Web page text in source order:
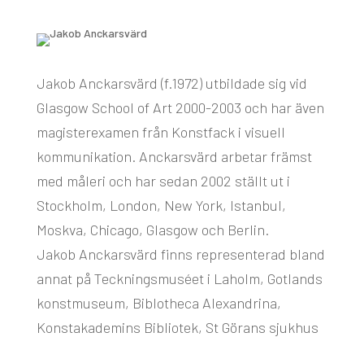
Jakob Anckarsvärd (f.1972) utbildade sig vid
Glasgow School of Art 2000-2003 och har även
magisterexamen från Konstfack i visuell
kommunikation. Anckarsvärd arbetar främst
med måleri och har sedan 2002 ställt ut i
Stockholm, London, New York, Istanbul,
Moskva, Chicago, Glasgow och Berlin.
Jakob Anckarsvärd finns representerad bland
annat på Teckningsmuséet i Laholm, Gotlands
konstmuseum, Biblotheca Alexandrina,
Konstakademins Bibliotek, St Görans sjukhus